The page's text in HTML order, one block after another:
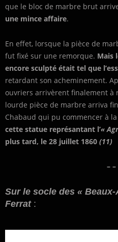
que le bloc de marbre brut
une mince affaire.
En effet, lorsque la pièce de
fut fixé sur une remorque. Mais
encore sculpté était tel que
retardant son acheminement.
ouvriers arrivèrent finalement à
lourde pièce de marbre arriva
Chabaud qui pu commencer à
cette statue représantant l’«
plus tard, le 28 juillet 1860 (11)
– –
Sur le socle des «
Ferrat: